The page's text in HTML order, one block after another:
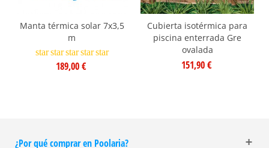
Manta térmica solar 7x3,5
m
star star star star star
189,00 €
Cubierta isotérmica para
piscina enterrada Gre
ovalada
151,90 €
¿Por qué comprar en Poolaria?